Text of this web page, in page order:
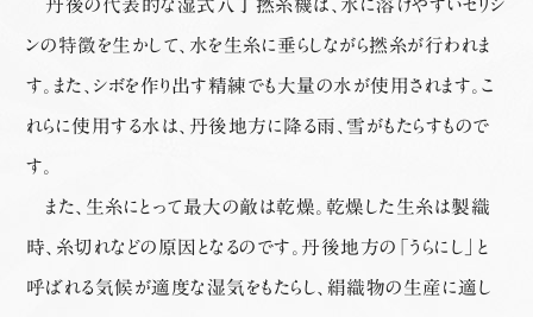
丹後の代表的な湿式八丁撚糸機は、水に溶けやすいセリシ
ンの特徴を生かして、水を生糸に垂らしながら撚糸が行われま
す。また、シボを作り出す精練でも大量の水が使用されます。こ
れらに使用する水は、丹後地方に降る雨、雪がもたらすもので
す。
また、生糸にとって最大の敵は乾燥。乾燥した生糸は製織
時、糸切れなどの原因となるのです。丹後地方の「うらにし」と
呼ばれる気候が適度な湿気をもたらし、絹織物の生産に適し